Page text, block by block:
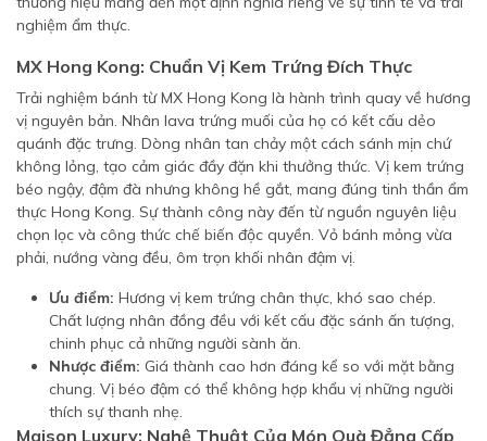
nghiệm ẩm thực.
MX Hong Kong: Chuẩn Vị Kem Trứng Đích Thực
Trải nghiệm bánh từ MX Hong Kong là hành trình quay về hương
vị nguyên bản. Nhân lava trứng muối của họ có kết cấu dẻo
quánh đặc trưng. Dòng nhân tan chảy một cách sánh mịn chứ
không lỏng, tạo cảm giác đầy đặn khi thưởng thức. Vị kem trứng
béo ngậy, đậm đà nhưng không hề gắt, mang đúng tinh thần ẩm
thực Hong Kong. Sự thành công này đến từ nguồn nguyên liệu
chọn lọc và công thức chế biến độc quyền. Vỏ bánh mỏng vừa
phải, nướng vàng đều, ôm trọn khối nhân đậm vị.
Ưu điểm: Hương vị kem trứng chân thực, khó sao chép.
Chất lượng nhân đồng đều với kết cấu đặc sánh ấn tượng,
chinh phục cả những người sành ăn.
Nhược điểm: Giá thành cao hơn đáng kể so với mặt bằng
chung. Vị béo đậm có thể không hợp khẩu vị những người
thích sự thanh nhẹ.
Maison Luxury: Nghệ Thuật Của Món Quà Đẳng Cấp